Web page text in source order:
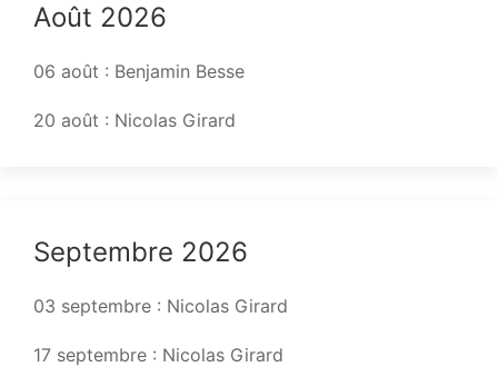
Août 2026
06 août : Benjamin Besse
20 août : Nicolas Girard
Septembre 2026
03 septembre : Nicolas Girard
17 septembre : Nicolas Girard